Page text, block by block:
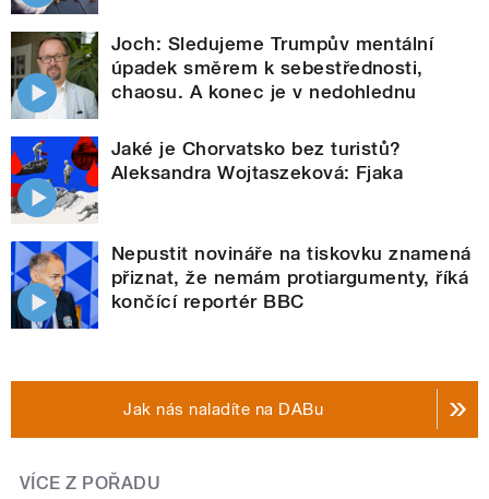
Joch: Sledujeme Trumpův mentální
úpadek směrem k sebestřednosti,
chaosu. A konec je v nedohlednu
Jaké je Chorvatsko bez turistů?
Aleksandra Wojtaszeková: Fjaka
Nepustit novináře na tiskovku znamená
přiznat, že nemám protiargumenty, říká
končící reportér BBC
Jak nás naladíte na DABu
VÍCE Z POŘADU